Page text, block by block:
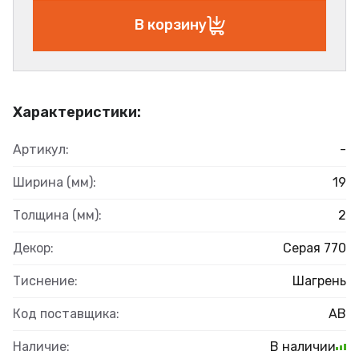
Характеристики:
Артикул: -
Ширина (мм): 19
Толщина (мм): 2
Декор: Серая 770
Тиснение: Шагрень
Код поставщика: АВ
Наличие: В наличии
В корзину